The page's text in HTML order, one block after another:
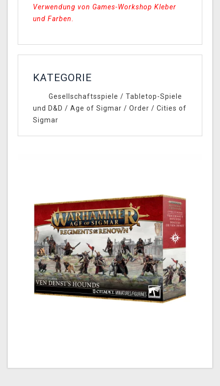
Verwendung von Games-Workshop Kleber
und Farben.
KATEGORIE
Gesellschaftsspiele / Tabletop-Spiele
und D&D / Age of Sigmar / Order / Cities of
Sigmar